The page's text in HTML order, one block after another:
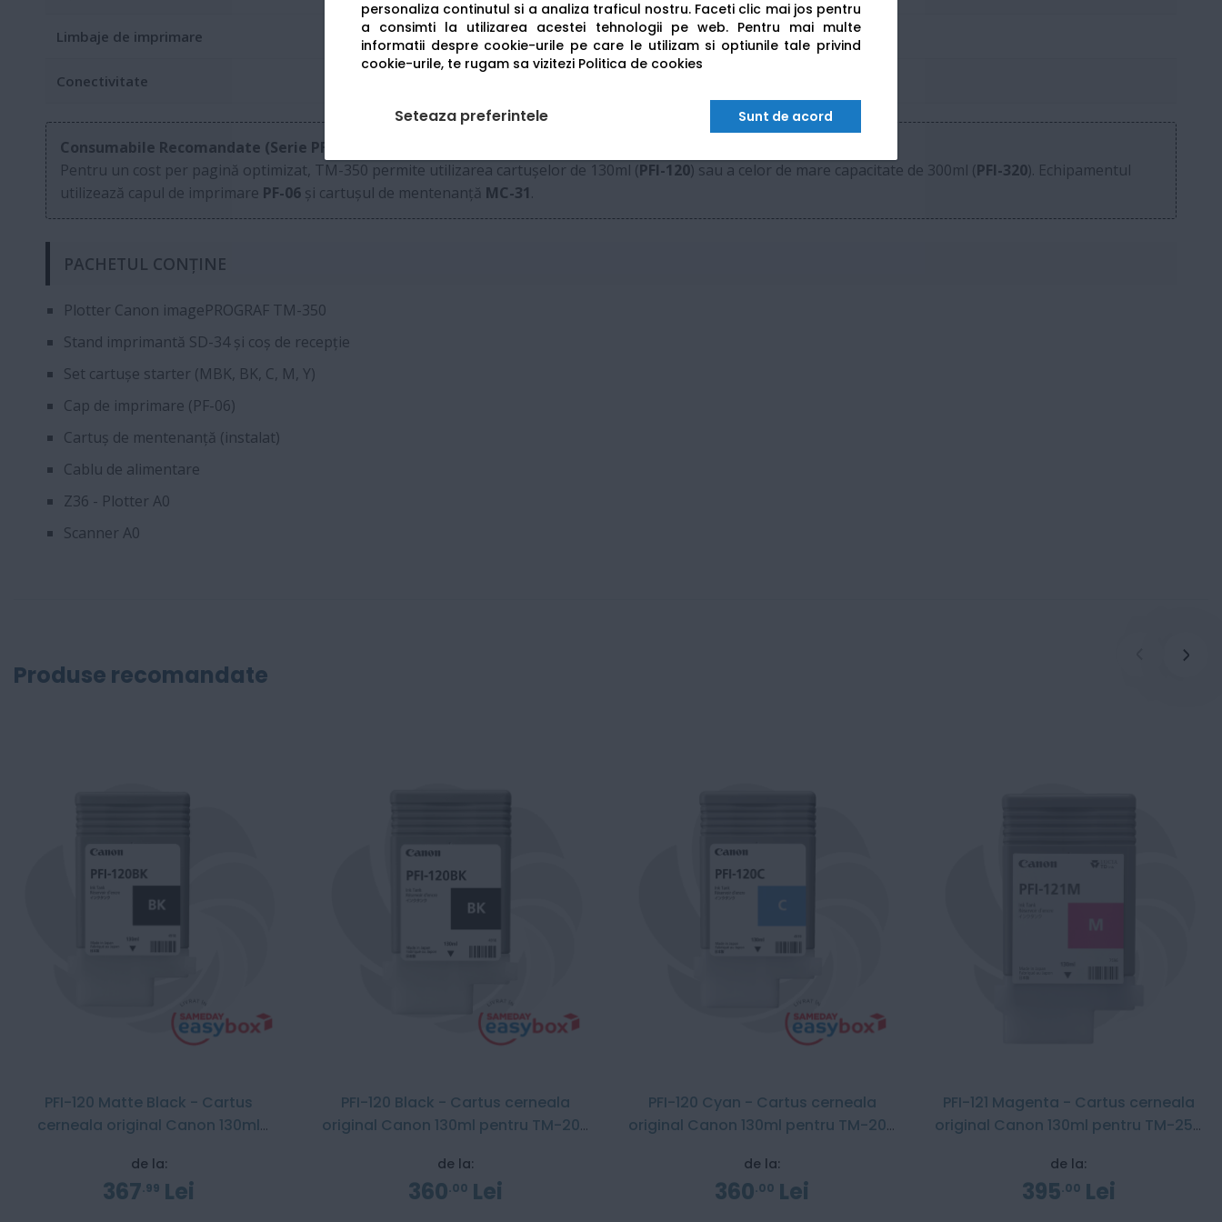
personaliza continutul si a analiza traficul nostru. Faceti clic mai jos pentru
a consimti la utilizarea acestei tehnologii pe web. Pentru mai multe
informatii despre cookie-urile pe care le utilizam si optiunile tale privind
cookie-urile, te rugam sa vizitezi Politica de cookies
Seteaza preferintele Sunt de acord
Limbaje de imprimare HP-GL/2, HP RTL, PDF, JPEG, CALS G4
Conectivitate
Consumabile Recomandate (Serie PFI-120 / PFI-320):
Pentru un cost per pagină optimizat, TM-350 permite utilizarea cartușelor de 130ml (PFI-120) sau a celor de mare capacitate de 300ml (PFI-320). Echipamentul
utilizează capul de imprimare PF-06 și cartușul de mentenanță MC-31.
PACHETUL CONȚINE
Plotter Canon imagePROGRAF TM-350
Stand imprimantă SD-34 și coș de recepție
Set cartușe starter (MBK, BK, C, M, Y)
Cap de imprimare (PF-06)
Cartuș de mentenanță (instalat)
Cablu de alimentare
Z36 - Plotter A0
Scanner A0
Produse recomandate
PFI-120 Matte Black - Cartus
cerneala original Canon 130ml
de la:
367 99 Lei
PFI-120 Black - Cartus cerneala
original Canon 130ml pentru TM-200
de la:
360 00 Lei
PFI-120 Cyan - Cartus cerneala
original Canon 130ml pentru TM-200
de la:
360 00 Lei
PFI-121 Magenta - Cartus cerneala
original Canon 130ml pentru TM-255
de la:
395 00 Lei